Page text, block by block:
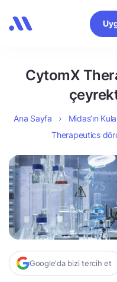
CytomX
Ana Sayfa Midas’ın
Therapeutics
Google'da bizi tercih et